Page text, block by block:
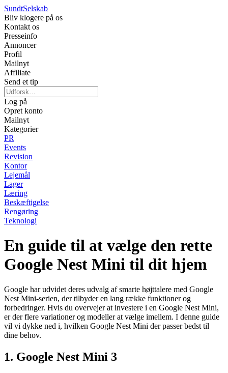
SundtSelskab
Bliv klogere på os
Kontakt os
Presseinfo
Annoncer
Profil
Mailnyt
Affiliate
Send et tip
Log på
Opret konto
Mailnyt
Kategorier
PR
Events
Revision
Kontor
Lejemål
Lager
Læring
Beskæftigelse
Rengøring
Teknologi
En guide til at vælge den rette
Google Nest Mini til dit hjem
Google har udvidet deres udvalg af smarte højttalere med Google
Nest Mini-serien, der tilbyder en lang række funktioner og
forbedringer. Hvis du overvejer at investere i en Google Nest Mini,
er der flere variationer og modeller at vælge imellem. I denne guide
vil vi dykke ned i, hvilken Google Nest Mini der passer bedst til
dine behov.
1. Google Nest Mini 3